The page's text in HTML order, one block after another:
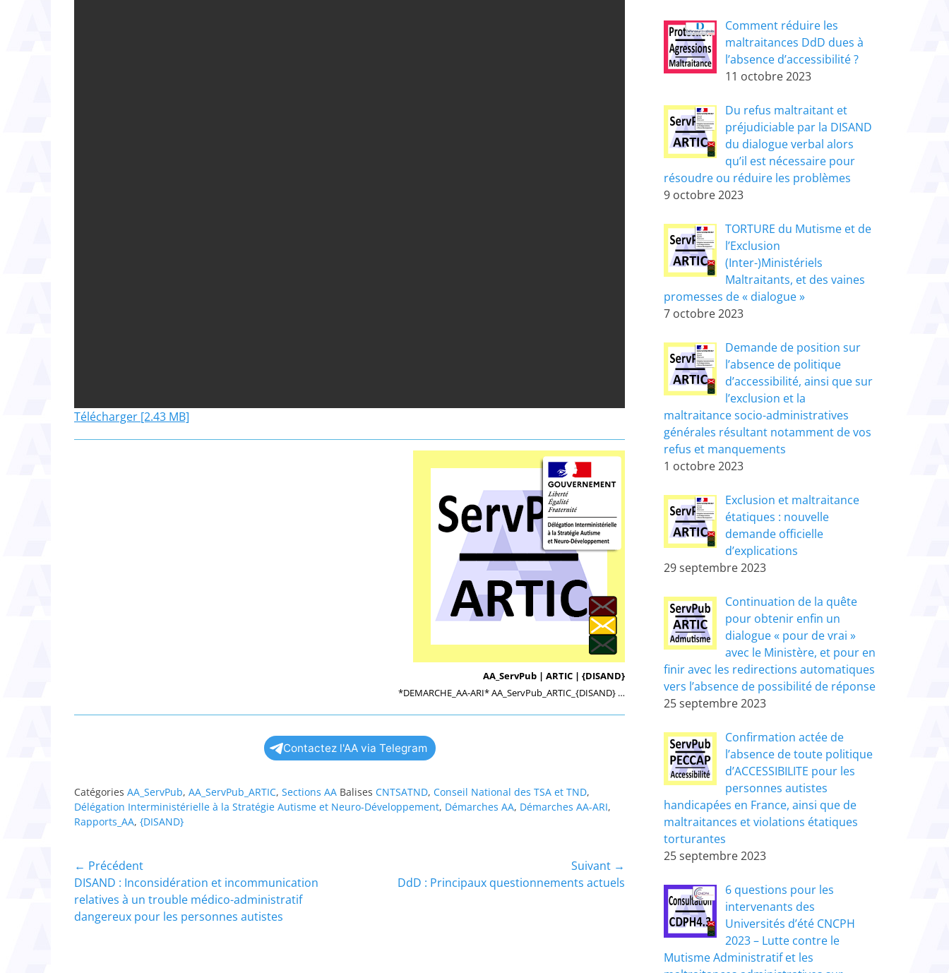
Télécharger [2.43 MB]
AA_ServPub | ARTIC | {DISAND}
*DEMARCHE_AA-ARI* AA_ServPub_ARTIC_{DISAND} …
Contactez l'AA via Telegram
Catégories AA_ServPub, AA_ServPub_ARTIC, Sections AA Balises CNTSATND, Conseil National des TSA et TND,
Délégation Interministérielle à la Stratégie Autisme et Neuro-Développement, Démarches AA, Démarches AA-ARI,
Rapports_AA, {DISAND}
Navigation
de
l’article
← Précédent
Article
précédent :
DISAND : Inconsidération et incommunication
relatives à un trouble médico-administratif
dangereux pour les personnes autistes
Suivant →
DdD : Principaux questionnements actuels
Comment réduire les
maltraitances DdD dues à
l’absence d’accessibilité ?
11 octobre 2023
Du refus maltraitant et
préjudiciable par la DISAND
du dialogue verbal alors
qu’il est nécessaire pour
résoudre ou réduire les problèmes
9 octobre 2023
TORTURE du Mutisme et de
l’Exclusion
(Inter-)Ministériels
Maltraitants, et des vaines
promesses de « dialogue »
7 octobre 2023
Demande de position sur
l’absence de politique
d’accessibilité, ainsi que sur
l’exclusion et la
maltraitance socio-administratives
générales résultant notamment de vos
refus et manquements
1 octobre 2023
Exclusion et maltraitance
étatiques : nouvelle
demande officielle
d’explications
29 septembre 2023
Continuation de la quête
pour obtenir enfin un
dialogue « pour de vrai »
avec le Ministère, et pour en
finir avec les redirections automatiques
vers l’absence de possibilité de réponse
25 septembre 2023
Confirmation actée de
l’absence de toute politique
d’ACCESSIBILITE pour les
personnes autistes
handicapées en France, ainsi que de
maltraitances et violations étatiques
torturantes
25 septembre 2023
6 questions pour les
intervenants des
Universités d’été CNCPH
2023 – Lutte contre le
Mutisme Administratif et les